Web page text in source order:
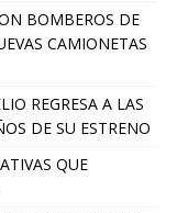
BOMBEROS DE
CAMIONETAS
REGRESA A LAS
DE SU ESTRENO
QUE